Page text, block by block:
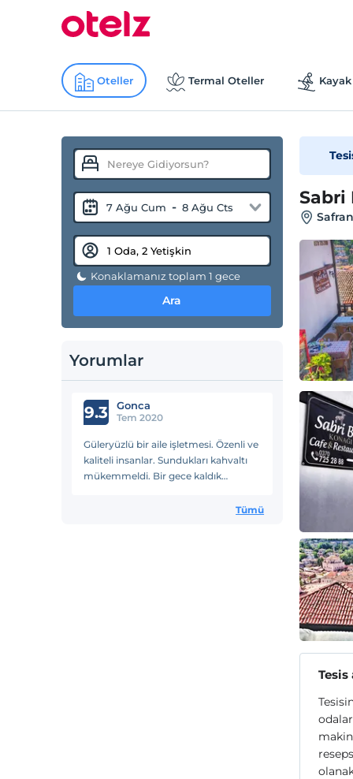
Oteller Termal Oteller
7 Ağu Cum - 8 Ağu Cts
Konaklamanız toplam 1 gece
Ara
Yorumlar
9.3 Gonca
Tem 2020
Güleryüzlü bir aile işletmesi. Özenli ve
kaliteli insanlar. Sundukları kahvaltı
mükemmeldi. Bir gece kaldık
Tümü
Sabri
Tesis